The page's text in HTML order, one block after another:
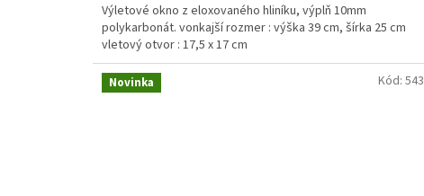
Výletové okno z eloxovaného hliníku, výplň 10mm
polykarbonát. vonkajší rozmer : výška 39 cm, šírka 25 cm
vletový otvor : 17,5 x 17 cm
Novinka Kód:543